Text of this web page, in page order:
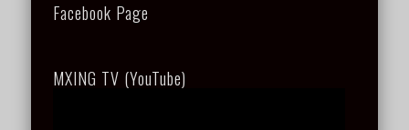
Facebook Page
MXING TV (YouTube)